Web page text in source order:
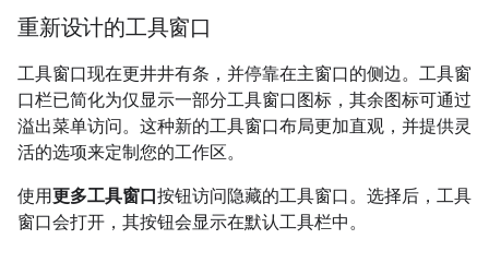
重新设计的工具窗口
工具窗口现在更井井有条，并停靠在主窗口的侧边。工具窗
口栏已简化为仅显示一部分工具窗口图标，其余图标可通过
溢出菜单访问。这种新的工具窗口布局更加直观，并提供灵
活的选项来定制您的工作区。
使用更多工具窗口按钮访问隐藏的工具窗口。选择后，工具
窗口会打开，其按钮会显示在默认工具栏中。